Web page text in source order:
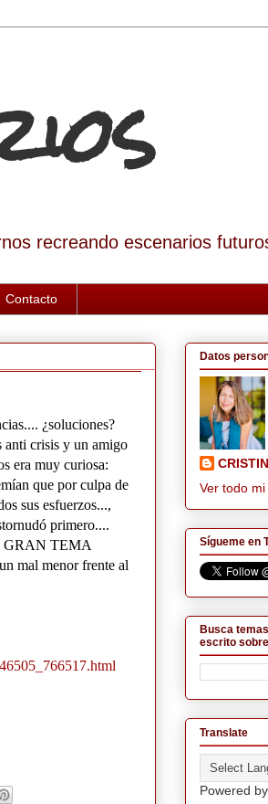
recreando escenarios
Contacto
¿soluciones?
anti crisis y un amigo
era muy curiosa:
que por culpa de
sus esfuerzos...,
primero....
GRAN TEMA
mal menor frente al
Datos
Ver todo
Sígueme en
Busca
escrito
Translate
Powered by